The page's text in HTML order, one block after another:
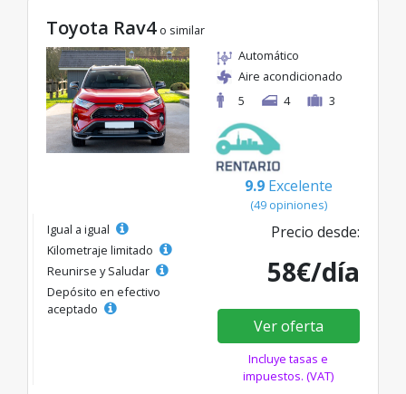
Toyota Rav4 o similar
Automático
Aire acondicionado
5
4 3
9.9 Excelente
(49 opiniones)
Igual a igual
Kilometraje limitado
Reunirse y Saludar
Depósito en efectivo
aceptado
Precio desde:
58€/día
Ver oferta
Incluye tasas e
impuestos. (VAT)